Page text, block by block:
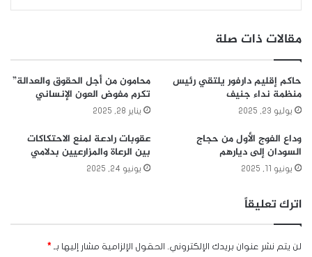
مقالات ذات صلة
حاكم إقليم دارفور يلتقي رئيس
منظمة نداء جنيف
يوليو 23, 2025
محامون من أجل الحقوق والعدالة”
تكرم مفوض العون الإنساني
يناير 28, 2025
وداع الفوج الأول من حجاج
السودان إلى ديارهم
يونيو 11, 2025
عقوبات رادعة لمنع الاحتكاكات
بين الرعاة والمزارعيين بدلامي
يونيو 24, 2025
اترك تعليقاً
لن يتم نشر عنوان بريدك الإلكتروني. الحقول الإلزامية مشار إليها بـ *